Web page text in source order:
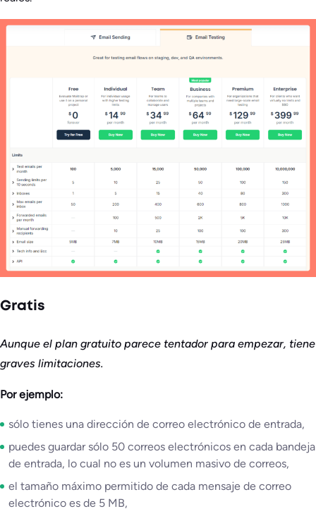
Gratis
Aunque el plan gratuito parece tentador para empezar, tiene
graves limitaciones.
Por ejemplo:
sólo tienes una dirección de correo electrónico de entrada,
puedes guardar sólo 50 correos electrónicos en cada bandeja
de entrada, lo cual no es un volumen masivo de correos,
el tamaño máximo permitido de cada mensaje de correo
electrónico es de 5 MB,